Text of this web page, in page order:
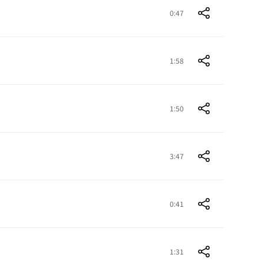
0:47
1:58
1:50
3:47
0:41
1:31